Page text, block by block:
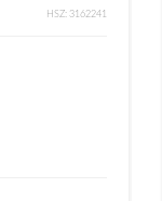
HSZ: 3162241